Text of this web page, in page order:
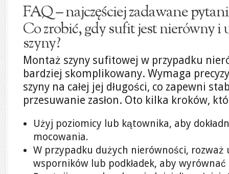
FAQ – najczęściej zadawane
Co zrobić, gdy sufit jest nierówny
szyny?
Montaż szyny sufitowej w przypadku
bardziej skomplikowany. Wymaga
szyny na całej jej długości, co zapewni
przesuwanie zasłon. Oto kilka kroków,
Użyj poziomicy lub kątownika, aby
mocowania.
W przypadku dużych nierówności, rozważ
wsporników lub podkładek, aby wyrównać